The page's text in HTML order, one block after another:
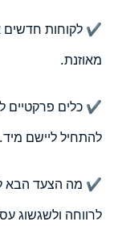
✔️ לקוחות חדשים
מאוזנת.
✔️ כלים פרקטיים
להתחיל ליישם מיד.
✔️ מה הצעד הבא
לרווחה ולשגשוג